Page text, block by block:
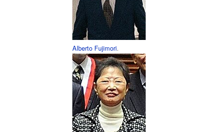
Alberto Fujimori.